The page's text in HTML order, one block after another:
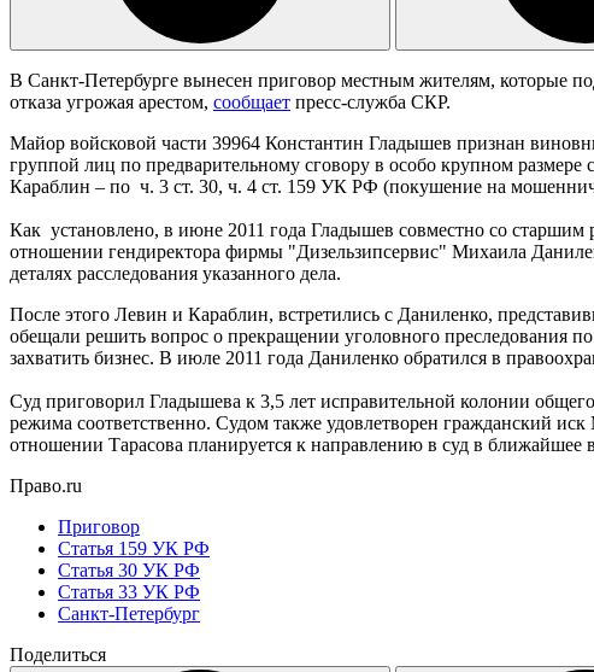
В Санкт-Петербурге вынесен приговор местным жителям, которые
отказа угрожая арестом, сообщает пресс-служба СКР.
Майор войсковой части 39964 Константин Гладышев признан
группой лиц по предварительному сговору в особо крупном
Караблин – по ч. 3 ст. 30, ч. 4 ст. 159 УК РФ (покушение на
Как установлено, в июне 2011 года Гладышев совместно со
отношении гендиректора фирмы "Дизельзипсервис" Михаила
деталях расследования указанного дела.
После этого Левин и Караблин, встретились с Даниленко,
обещали решить вопрос о прекращении уголовного преследования
захватить бизнес. В июле 2011 года Даниленко обратился в
Суд приговорил Гладышева к 3,5 лет исправительной колонии
режима соответственно. Судом также удовлетворен гражданский
отношении Тарасова планируется к направлению в суд в ближайшее
Право.ru
Приговор
Статья 159 УК РФ
Статья 30 УК РФ
Статья 33 УК РФ
Санкт-Петербург
Поделиться